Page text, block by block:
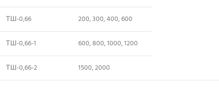
ТШ-0,66 200, 300, 400, 600
ТШ-0,66-1 600, 800, 1000, 1200
ТШ-0,66-2 1500, 2000